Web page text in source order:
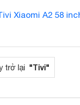
Xiaomi A2 58
trở lại "Tivi"